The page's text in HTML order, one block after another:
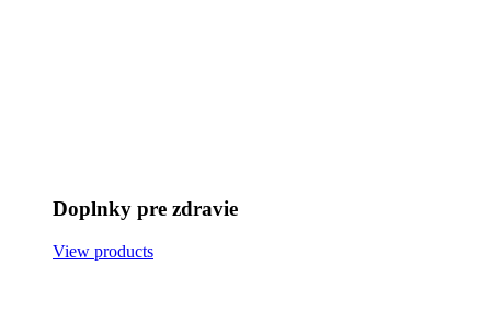
Doplnky pre zdravie
View products